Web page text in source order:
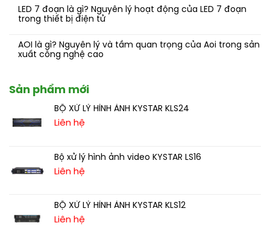
LED 7 đoạn là gì? Nguyên lý hoạt động của LED 7 đoạn
trong thiết bị điện tử
AOI là gì? Nguyên lý và tầm quan trọng của Aoi trong sản
xuất công nghệ cao
Sản phẩm mới
BỘ XỬ LÝ HÌNH ẢNH KYSTAR KLS24
Liên hệ
Bộ xử lý hình ảnh video KYSTAR LS16
Liên hệ
BỘ XỬ LÝ HÌNH ẢNH KYSTAR KLS12
Liên hệ